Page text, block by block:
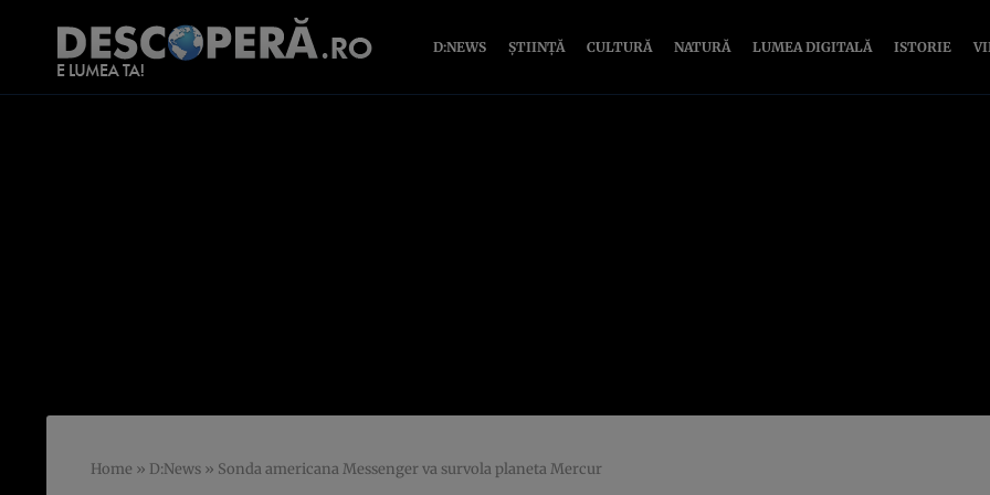
D:NEWS ȘTIINȚĂ CULTURĂ NATURĂ LUMEA DIGITALĂ ISTORIE
Home » D:News » Sonda americana Messenger va survola planeta Mercur